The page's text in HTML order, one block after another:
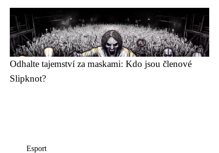
Odhalte tajemství za maskami: Kdo jsou členové
Slipknot?
Esport